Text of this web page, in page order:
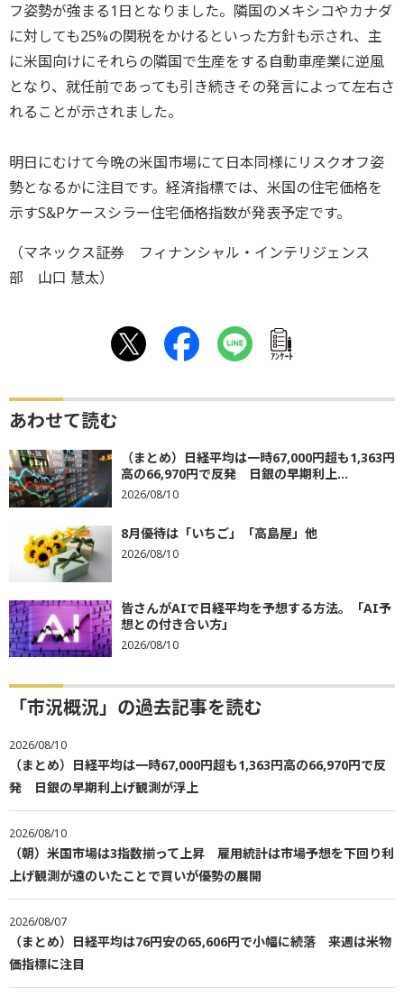
フ姿勢が強まる1日となりました。隣国のメキシコやカナダ
に対しても25%の関税をかけるといった方針も示され、主
に米国向けにそれらの隣国で生産をする自動車産業に逆風
となり、就任前であっても引き続きその発言によって左右さ
れることが示されました。
明日にむけて今晩の米国市場にて日本同様にリスクオフ姿
勢となるかに注目です。経済指標では、米国の住宅価格を
示すS&Pケースシラー住宅価格指数が発表予定です。
（マネックス証券 フィナンシャル・インテリジェンス
部 山口 慧太）
ｱﾝｹｰﾄ
あわせて読む
（まとめ）日経平均は一時67,000円超も1,363円
高の66,970円で反発 日銀の早期利上...
2026/08/10
8月優待は「いちご」「高島屋」他
2026/08/10
皆さんがAIで日経平均を予想する方法。「AI予
想との付き合い方」
2026/08/10
「市況概況」の過去記事を読む
2026/08/10
（まとめ）日経平均は一時67,000円超も1,363円高の66,970円で反
発 日銀の早期利上げ観測が浮上
2026/08/10
（朝）米国市場は3指数揃って上昇 雇用統計は市場予想を下回り利
上げ観測が遠のいたことで買いが優勢の展開
2026/08/07
（まとめ）日経平均は76円安の65,606円で小幅に続落 来週は米物
価指標に注目